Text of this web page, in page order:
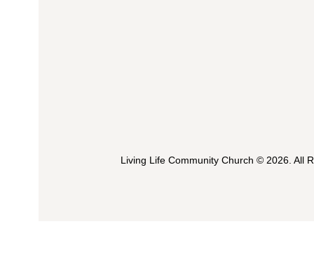
Living Life Community Church © 2026. All